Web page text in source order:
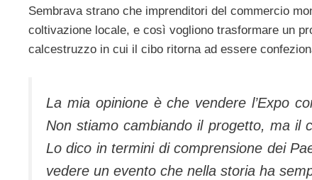
Sembrava strano che imprenditori del commercio
coltivazione locale, e così vogliono trasformare un
calcestruzzo in cui il cibo ritorna ad essere
La mia opinione è che vendere l’Expo
Non stiamo cambiando il progetto, ma il
Lo dico in termini di comprensione dei
vedere un evento che nella storia ha